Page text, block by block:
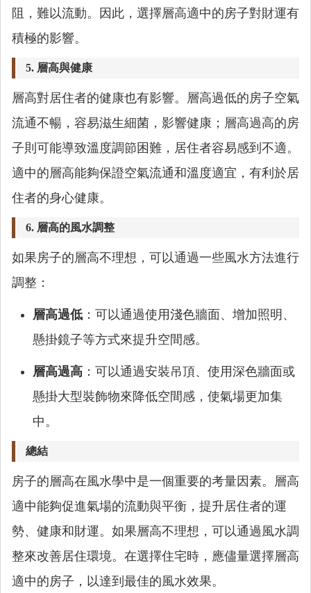
阻，難以流動。因此，選擇層高適中的房子對財運有
積極的影響。
5. 層高與健康
層高對居住者的健康也有影響。層高過低的房子空氣
流通不暢，容易滋生細菌，影響健康；層高過高的房
子則可能導致溫度調節困難，居住者容易感到不適。
適中的層高能夠保證空氣流通和溫度適宜，有利於居
住者的身心健康。
6. 層高的風水調整
如果房子的層高不理想，可以通過一些風水方法進行
調整：
層高過低 ：可以通過使用淺色牆面、增加照明、
懸掛鏡子等方式來提升空間感。
層高過高 ：可以通過安裝吊頂、使用深色牆面或
懸掛大型裝飾物來降低空間感，使氣場更加集
中。
總結
房子的層高在風水學中是一個重要的考量因素。層高
適中能夠促進氣場的流動與平衡，提升居住者的運
勢、健康和財運。如果層高不理想，可以通過風水調
整來改善居住環境。在選擇住宅時，應儘量選擇層高
適中的房子，以達到最佳的風水效果。